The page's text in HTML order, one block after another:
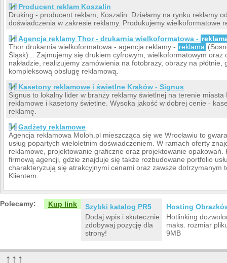
Producent reklam Koszalin
Druking - producent reklam, Koszalin. Działamy na rynku reklamy
doświadczenia w zakresie reklamy. Produkujemy wielkoformatowe
Agencja reklamy Thor - drukarnia wielkoformatowa -
Thor drukarnia wielkoformatowa - agencja reklamy - reklama
Śląsk)... Zajmujemy się drukiem cyfrowym, wielkoformatowym
nakładzie, realizujemy zamówienia na fotobrazy, obrazy na
kompleksową obsługę reklamową.
Kasetony reklamowe i świetlne Kraków - Signus
Signus to lokalny lider w branży reklamy świetlnej na terenie
reklamowe i kasetony świetlne. Wysoka jakość w dobrej cenie -
reklamę.
Gadżety reklamowe
Agencja reklamowa Moloh.pl mieszcząca się we Wrocławiu to
usług popartych wieloletnim doświadczeniem. W ramach oferty
reklamowe, projektowanie graficzne oraz projektowanie opakowań.
firmową agencji, gdzie znajduje się także rozbudowane portfolio
charakteryzują się atrakcyjnymi cenami oraz zawsze dotrzymanym
Klientem.
Polecamy: Kup link
Szybki katalog PR5
Dodaj wpis i skutecznie
zdobywaj pozycję dla
strony!
Hosting
Hotlinking
maks. rozmiar
9MB
↑↑↑